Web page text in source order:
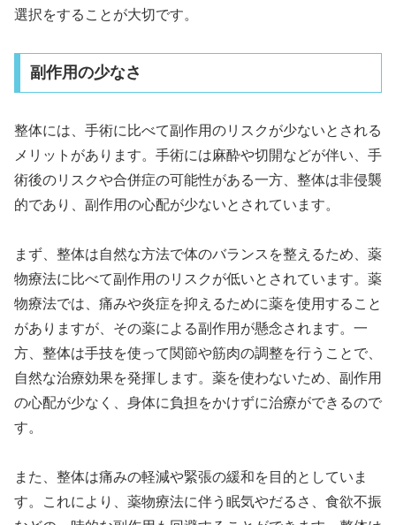
選択をすることが大切です。
副作用の少なさ
整体には、手術に比べて副作用のリスクが少ないとされる
メリットがあります。手術には麻酔や切開などが伴い、手
術後のリスクや合併症の可能性がある一方、整体は非侵襲
的であり、副作用の心配が少ないとされています。
まず、整体は自然な方法で体のバランスを整えるため、薬
物療法に比べて副作用のリスクが低いとされています。薬
物療法では、痛みや炎症を抑えるために薬を使用すること
がありますが、その薬による副作用が懸念されます。一
方、整体は手技を使って関節や筋肉の調整を行うことで、
自然な治療効果を発揮します。薬を使わないため、副作用
の心配が少なく、身体に負担をかけずに治療ができるので
す。
また、整体は痛みの軽減や緊張の緩和を目的としていま
す。これにより、薬物療法に伴う眠気やだるさ、食欲不振